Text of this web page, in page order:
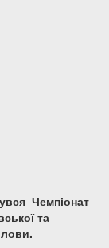
Чемпіонат
та